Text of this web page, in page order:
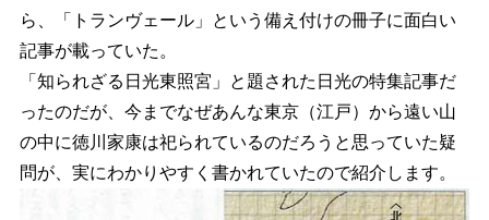
ら、「トランヴェール」という備え付けの冊子に面白い
記事が載っていた。
「知られざる日光東照宮」と題された日光の特集記事だ
ったのだが、今までなぜあんな東京（江戸）から遠い山
の中に徳川家康は祀られているのだろうと思っていた疑
問が、実にわかりやすく書かれていたので紹介します。